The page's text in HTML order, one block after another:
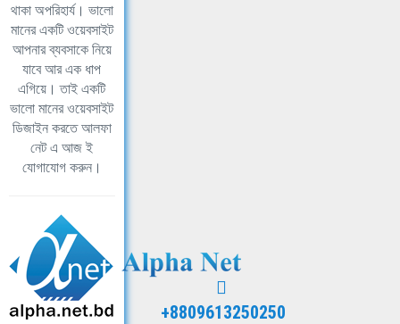
থাকা অপরিহার্য। ভালো
মানের একটি ওয়েবসাইট
আপনার ব্যবসাকে নিয়ে
যাবে আর এক ধাপ
এগিয়ে। তাই একটি
ভালো মানের ওয়েবসাইট
ডিজাইন করতে আলফা
নেট এ আজ ই
যোগাযোগ করুন।
+8809613250250